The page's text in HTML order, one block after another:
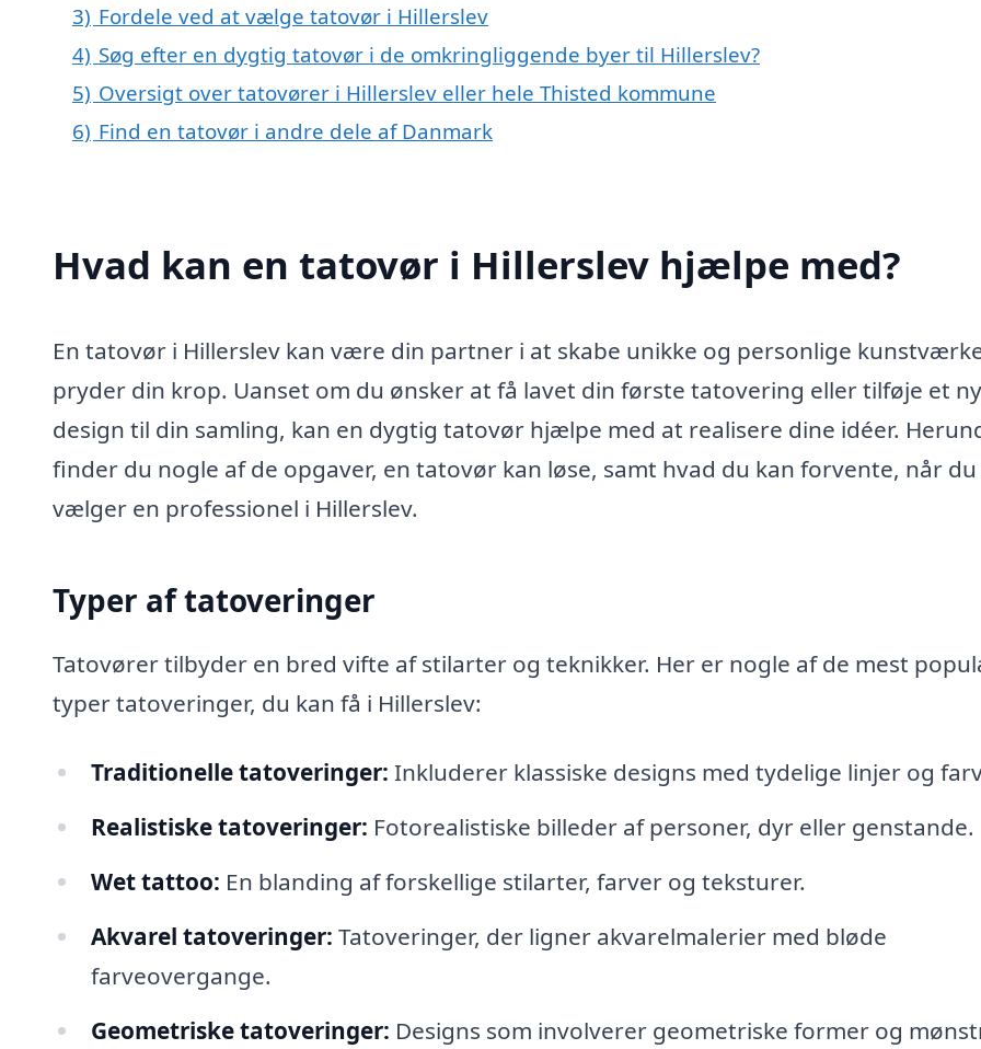
3) Fordele ved at vælge tatovør i Hillerslev
4) Søg efter en dygtig tatovør i de omkringliggende byer til Hillerslev?
5) Oversigt over tatovører i Hillerslev eller hele Thisted kommune
6) Find en tatovør i andre dele af Danmark
Hvad kan en tatovør i Hillerslev hjælpe med?
En tatovør i Hillerslev kan være din partner i at skabe unikke og personlige
pryder din krop. Uanset om du ønsker at få lavet din første tatovering eller tilføje et
design til din samling, kan en dygtig tatovør hjælpe med at realisere dine idéer.
finder du nogle af de opgaver, en tatovør kan løse, samt hvad du kan forvente, når du
vælger en professionel i Hillerslev.
Typer af tatoveringer
Tatovører tilbyder en bred vifte af stilarter og teknikker. Her er nogle af de mest
typer tatoveringer, du kan få i Hillerslev:
Traditionelle tatoveringer: Inkluderer klassiske designs med tydelige linjer og
Realistiske tatoveringer: Fotorealistiske billeder af personer, dyr eller genstande.
Wet tattoo: En blanding af forskellige stilarter, farver og teksturer.
Akvarel tatoveringer: Tatoveringer, der ligner akvarelmalerier med bløde
farveovergange.
Geometriske tatoveringer: Designs som involverer geometriske former og